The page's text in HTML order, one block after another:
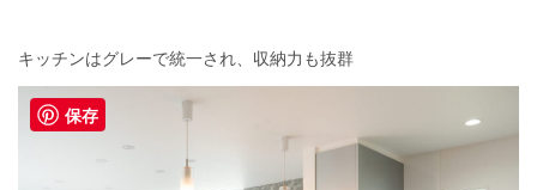
キッチンはグレーで統一され、収納力も抜群
保存